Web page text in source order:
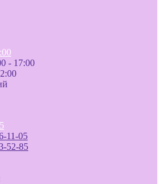
- 17:00
11-05
52-85